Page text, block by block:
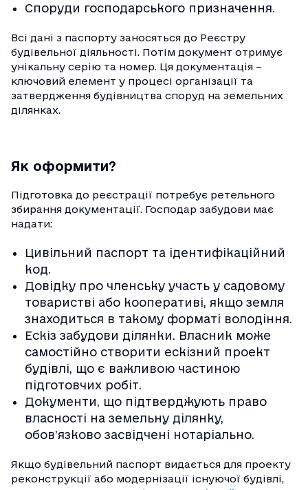
Споруди господарського призначення.
Всі дані з паспорту заносяться до Реєстру
будівельної діяльності. Потім документ отримує
унікальну серію та номер. Ця документація –
ключовий елемент у процесі організації та
затвердження будівництва споруд на земельних
ділянках.
Як оформити?
Підготовка до реєстрації потребує ретельного
збирання документації. Господар забудови має
надати:
Цивільний паспорт та ідентифікаційний
код.
Довідку про членську участь у садовому
товаристві або кооперативі, якщо земля
знаходиться в такому форматі володіння.
Ескіз забудови ділянки. Власник може
самостійно створити ескізний проект
будівлі, що є важливою частиною
підготовчих робіт.
Документи, що підтверджують право
власності на земельну ділянку,
обов’язково засвідчені нотаріально.
Якщо будівельний паспорт видається для проекту
реконструкції або модернізації існуючої будівлі,